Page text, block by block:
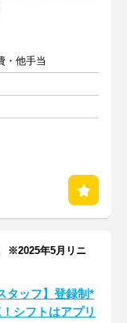
・他手当
※2025年5月リニ
タッフ】登録制*
シフトはアプリ